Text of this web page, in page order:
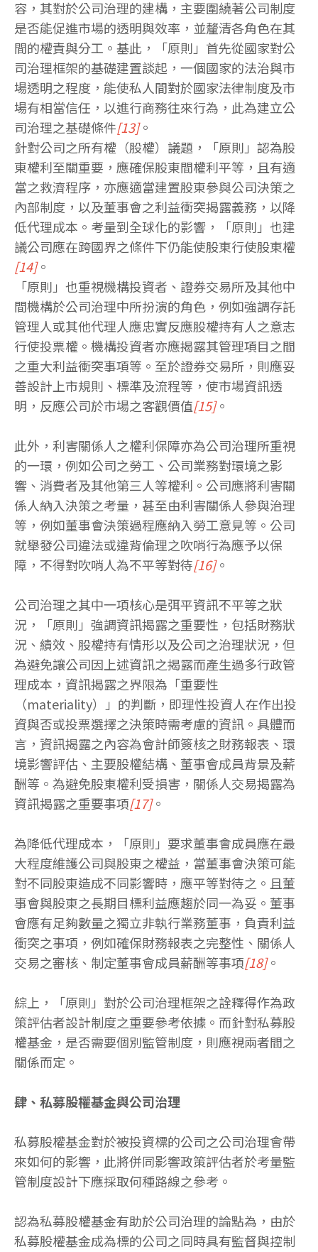
容，其對於公司治理的建構，主要圍繞著公司制度
是否能促進市場的透明與效率，並釐清各角色在其
間的權責與分工。基此，「原則」首先從國家對公
司治理框架的基礎建置談起，一個國家的法治與市
場透明之程度，能使私人間對於國家法律制度及市
場有相當信任，以進行商務往來行為，此為建立公
司治理之基礎條件[13]。
針對公司之所有權（股權）議題，「原則」認為股
東權利至關重要，應確保股東間權利平等，且有適
當之救濟程序，亦應適當建置股東參與公司決策之
內部制度，以及董事會之利益衝突揭露義務，以降
低代理成本。考量到全球化的影響，「原則」也建
議公司應在跨國界之條件下仍能使股東行使股東權
[14]。
「原則」也重視機構投資者、證券交易所及其他中
間機構於公司治理中所扮演的角色，例如強調存託
管理人或其他代理人應忠實反應股權持有人之意志
行使投票權。機構投資者亦應揭露其管理項目之間
之重大利益衝突事項等。至於證券交易所，則應妥
善設計上市規則、標準及流程等，使市場資訊透
明，反應公司於市場之客觀價值[15]。
此外，利害關係人之權利保障亦為公司治理所重視
的一環，例如公司之勞工、公司業務對環境之影
響、消費者及其他第三人等權利。公司應將利害關
係人納入決策之考量，甚至由利害關係人參與治理
等，例如董事會決策過程應納入勞工意見等。公司
就舉發公司違法或違背倫理之吹哨行為應予以保
障，不得對吹哨人為不平等對待[16]。
公司治理之其中一項核心是弭平資訊不平等之狀
況，「原則」強調資訊揭露之重要性，包括財務狀
況、績效、股權持有情形以及公司之治理狀況，但
為避免讓公司因上述資訊之揭露而產生過多行政管
理成本，資訊揭露之界限為「重要性
（materiality）」的判斷，即理性投資人在作出投
資與否或投票選擇之決策時需考慮的資訊。具體而
言，資訊揭露之內容為會計師簽核之財務報表、環
境影響評估、主要股權結構、董事會成員背景及薪
酬等。為避免股東權利受損害，關係人交易揭露為
資訊揭露之重要事項[17]。
為降低代理成本，「原則」要求董事會成員應在最
大程度維護公司與股東之權益，當董事會決策可能
對不同股東造成不同影響時，應平等對待之。且董
事會與股東之長期目標利益應趨於同一為妥。董事
會應有足夠數量之獨立非執行業務董事，負責利益
衝突之事項，例如確保財務報表之完整性、關係人
交易之審核、制定董事會成員薪酬等事項[18]。
綜上，「原則」對於公司治理框架之詮釋得作為政
策評估者設計制度之重要參考依據。而針對私募股
權基金，是否需要個別監管制度，則應視兩者間之
關係而定。
肆、私募股權基金與公司治理
私募股權基金對於被投資標的公司之公司治理會帶
來如何的影響，此將併同影響政策評估者於考量監
管制度設計下應採取何種路線之參考。
認為私募股權基金有助於公司治理的論點為，由於
私募股權基金成為標的公司之同時具有監督與控制